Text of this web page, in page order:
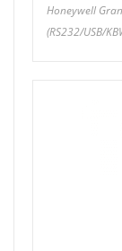
Honeywell
(RS232/USB/